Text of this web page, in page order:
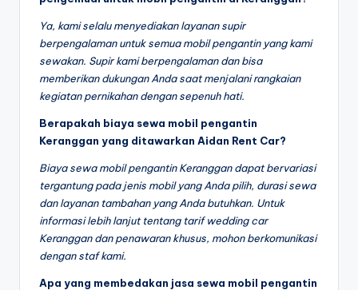
Ya, kami selalu menyediakan layanan supir
berpengalaman untuk semua mobil pengantin yang kami
sewakan. Supir kami berpengalaman dan bisa
memberikan dukungan Anda saat menjalani rangkaian
kegiatan pernikahan dengan sepenuh hati.
Berapakah biaya sewa mobil pengantin
Keranggan yang ditawarkan Aidan Rent Car?
Biaya sewa mobil pengantin Keranggan dapat bervariasi
tergantung pada jenis mobil yang Anda pilih, durasi sewa
dan layanan tambahan yang Anda butuhkan. Untuk
informasi lebih lanjut tentang tarif wedding car
Keranggan dan penawaran khusus, mohon berkomunikasi
dengan staf kami.
Apa yang membedakan jasa sewa mobil pengantin